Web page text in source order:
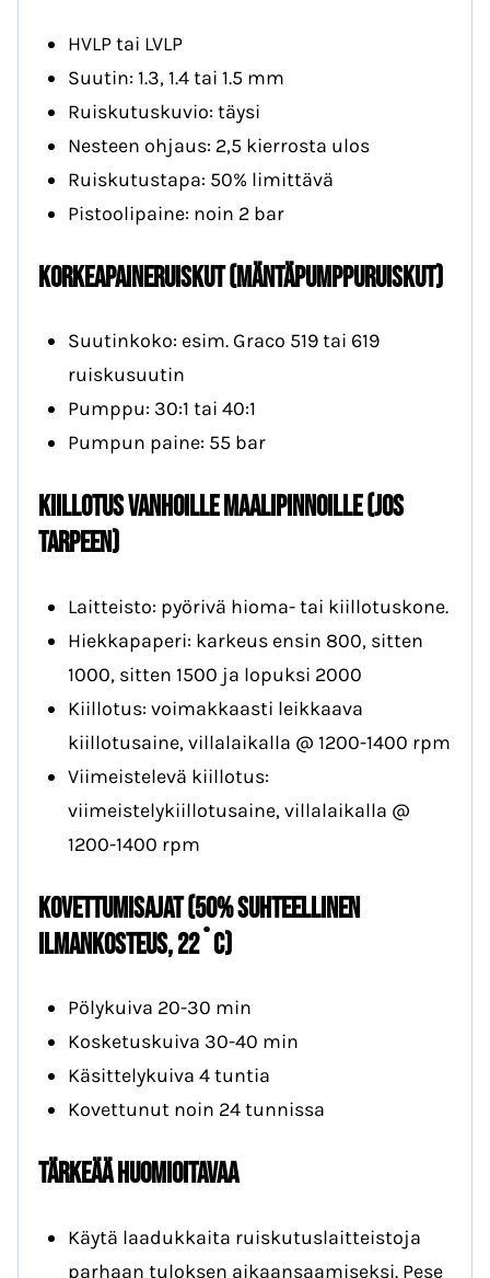
HVLP tai LVLP
Suutin: 1.3, 1.4 tai 1.5 mm
Ruiskutuskuvio: täysi
Nesteen ohjaus: 2,5 kierrosta ulos
Ruiskutustapa: 50% limittävä
Pistoolipaine: noin 2 bar
Korkeapaineruiskut (Mäntäpumppuruiskut)
Suutinkoko: esim. Graco 519 tai 619
ruiskusuutin
Pumppu: 30:1 tai 40:1
Pumpun paine: 55 bar
Kiillotus vanhoille maalipinnoille (jos
tarpeen)
Laitteisto: pyörivä hioma- tai kiillotuskone.
Hiekkapaperi: karkeus ensin 800, sitten
1000, sitten 1500 ja lopuksi 2000
Kiillotus: voimakkaasti leikkaava
kiillotusaine, villalaikalla @ 1200-1400 rpm
Viimeistelevä kiillotus:
viimeistelykiillotusaine, villalaikalla @
1200-1400 rpm
Kovettumisajat (50% suhteellinen
ilmankosteus, 22˚ C)
Pölykuiva 20-30 min
Kosketuskuiva 30-40 min
Käsittelykuiva 4 tuntia
Kovettunut noin 24 tunnissa
Tärkeää huomioitavaa
Käytä laadukkaita ruiskutuslaitteistoja
parhaan tuloksen aikaansaamiseksi. Pese